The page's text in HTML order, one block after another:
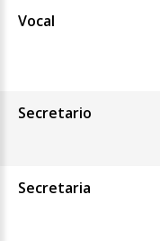
Vocal
Secretario
Secretaria